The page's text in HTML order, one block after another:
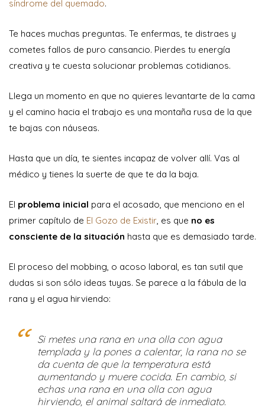
síndrome del quemado.
Te haces muchas preguntas. Te enfermas, te distraes y
cometes fallos de puro cansancio. Pierdes tu energía
creativa y te cuesta solucionar problemas cotidianos.
Llega un momento en que no quieres levantarte de la cama
y el camino hacia el trabajo es una montaña rusa de la que
te bajas con náuseas.
Hasta que un día, te sientes incapaz de volver allí. Vas al
médico y tienes la suerte de que te da la baja.
El problema inicial para el acosado, que menciono en el
primer capítulo de El Gozo de Existir, es que no es
consciente de la situación hasta que es demasiado tarde.
El proceso del mobbing, o acoso laboral, es tan sutil que
dudas si son sólo ideas tuyas. Se parece a la fábula de la
rana y el agua hirviendo:
Si metes una rana en una olla con agua
templada y la pones a calentar, la rana no se
da cuenta de que la temperatura está
aumentando y muere cocida. En cambio, si
echas una rana en una olla con agua
hirviendo, el animal saltará de inmediato.